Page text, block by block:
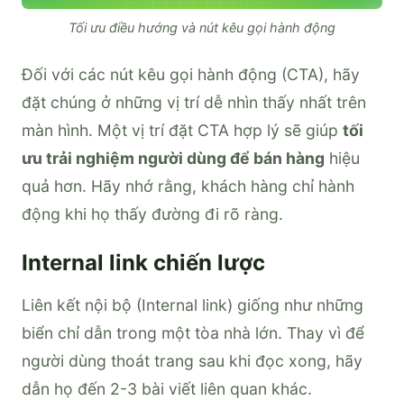
Tối ưu điều hướng và nút kêu gọi hành động
Đối với các nút kêu gọi hành động (CTA), hãy
đặt chúng ở những vị trí dễ nhìn thấy nhất trên
màn hình. Một vị trí đặt CTA hợp lý sẽ giúp tối
ưu trải nghiệm người dùng để bán hàng hiệu
quả hơn. Hãy nhớ rằng, khách hàng chỉ hành
động khi họ thấy đường đi rõ ràng.
Internal link chiến lược
Liên kết nội bộ (Internal link) giống như những
biển chỉ dẫn trong một tòa nhà lớn. Thay vì để
người dùng thoát trang sau khi đọc xong, hãy
dẫn họ đến 2-3 bài viết liên quan khác.